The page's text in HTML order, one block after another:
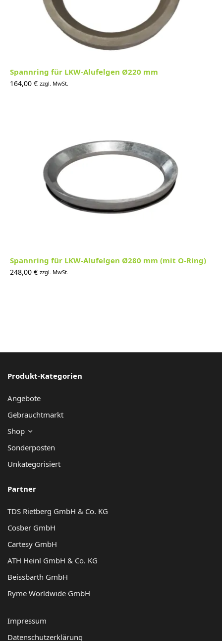
Spannring für LKW-Alufelgen Ø220 mm
164,00 € zzgl. MwSt.
Spannring für LKW-Alufelgen Ø280 mm (mit O-Ring)
248,00 € zzgl. MwSt.
Produkt-Kategorien
Angebote
Gebrauchtmarkt
Shop
Sonderposten
Unkategorisiert
Partner
TDS Rietberg GmbH & Co. KG
Cosber GmbH
Cartesy GmbH
ATH Heinl GmbH & Co. KG
Beissbarth GmbH
Ryme Worldwide GmbH
Impressum
Datenschutzerklärung